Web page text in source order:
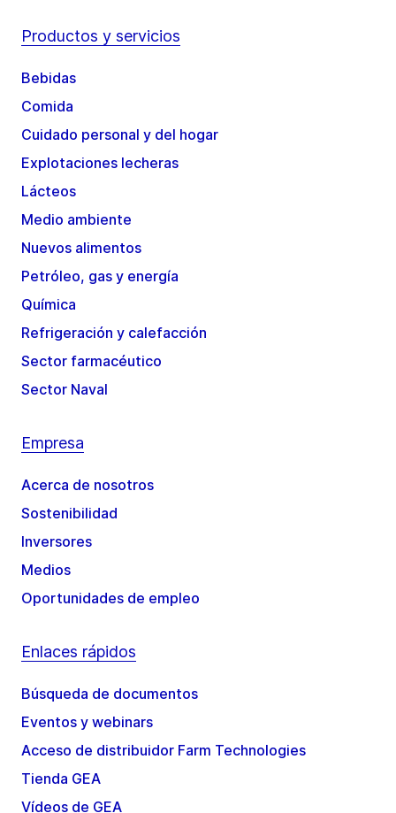
Productos y servicios
Bebidas
Comida
Cuidado personal y del hogar
Explotaciones lecheras
Lácteos
Medio ambiente
Nuevos alimentos
Petróleo, gas y energía
Química
Refrigeración y calefacción
Sector farmacéutico
Sector Naval
Empresa
Acerca de nosotros
Sostenibilidad
Inversores
Medios
Oportunidades de empleo
Enlaces rápidos
Búsqueda de documentos
Eventos y webinars
Acceso de distribuidor Farm Technologies
Tienda GEA
Vídeos de GEA